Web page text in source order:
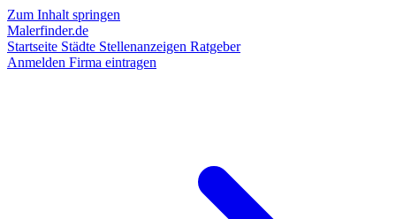
Zum Inhalt springen
Malerfinder.de
Startseite Städte Stellenanzeigen Ratgeber
Anmelden Firma eintragen